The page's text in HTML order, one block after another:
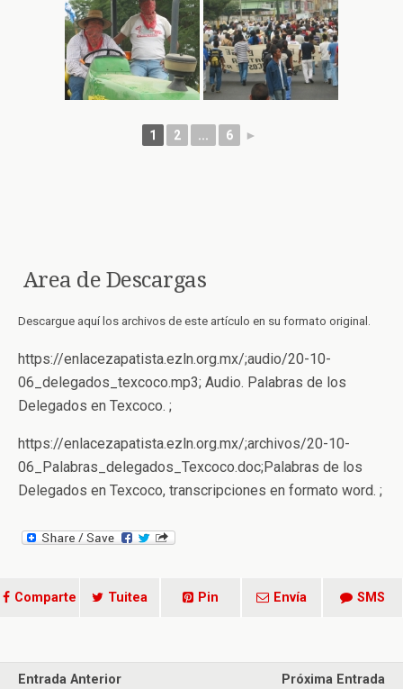
1 2 ... 6 ►
Area de Descargas
Descargue aquí los archivos de este artículo en su formato original.
https://enlacezapatista.ezln.org.mx/;audio/20-10-
06_delegados_texcoco.mp3; Audio. Palabras de los
Delegados en Texcoco. ;
https://enlacezapatista.ezln.org.mx/;archivos/20-10-
06_Palabras_delegados_Texcoco.doc;Palabras de los
Delegados en Texcoco, transcripciones en formato word. ;
Comparte Tuitea Pin Envía SMS
Entrada Anterior
Próxima Entrada